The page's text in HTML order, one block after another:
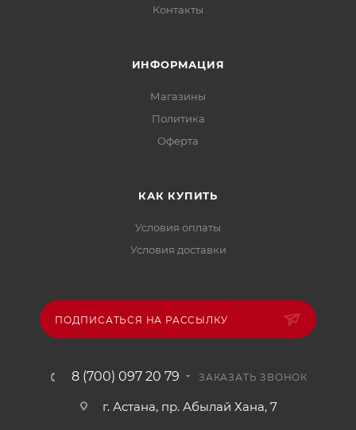
Контакты
ИНФОРМАЦИЯ
Магазины
Политика
Офертa
КАК КУПИТЬ
Условия оплаты
Условия доставки
ПОДПИСАТЬСЯ НА РАССЫЛКУ
8 (700) 097 20 79 ЗАКАЗАТЬ ЗВОНОК
г. Астана, пр. Абылай Хана, 7